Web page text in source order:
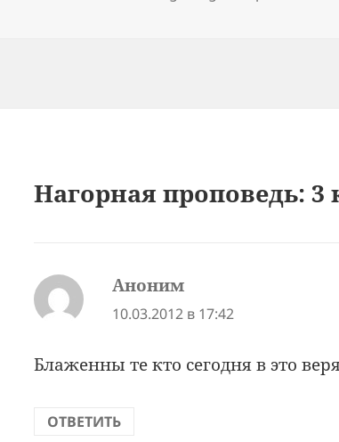
Нагорная проповедь:
Аноним
10.03.2012 в 17:42
Блаженны те кто сегодня в это
ОТВЕТИТЬ